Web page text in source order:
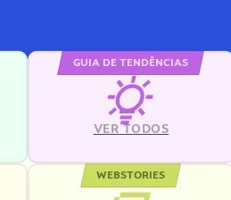
GUIA DE TENDÊNCIAS
VER TODOS
WEBSTORIES